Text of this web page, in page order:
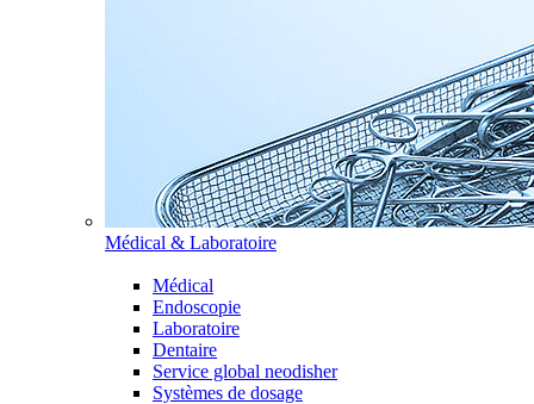
Médical & Laboratoire
Médical
Endoscopie
Laboratoire
Dentaire
Service global neodisher
Systèmes de dosage